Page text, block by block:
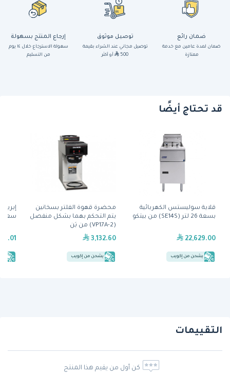
ضمان رائع
ضمان لمدة عامين مع خدمة
ممتازة
توصيل موثوق
توصيل مجاني عند الشراء بقيمة
500
أو أكثر
إرجاع المنتج بسهولة
سهولة الاسترجاع خلال ١٤ يوم
من التسليم
قد تحتاج أيضًا
قلاية سوليستس الكهربائية
بسعة 26 لتر (SE14S) من بيتكو
22,629.00
يشحن من إكويب
محضرة قهوة الفلتر بسخانين
يتم التحكم بهما بشكل منفصل
(VP17A-2) من بَن
3,132.60
يشحن من إكويب
سعة 1.9 لتر
التقييمات
كن أول من يقيم هذا المنتج